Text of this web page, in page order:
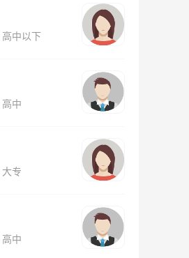
高中以下
高中
大专
高中